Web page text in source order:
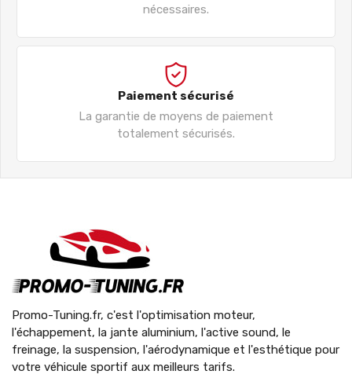
nécessaires.
Paiement sécurisé
La garantie de moyens de paiement
totalement sécurisés.
Promo-Tuning.fr, c'est l'optimisation moteur,
l'échappement, la jante aluminium, l'active sound, le
freinage, la suspension, l'aérodynamique et l'esthétique pour
votre véhicule sportif aux meilleurs tarifs.